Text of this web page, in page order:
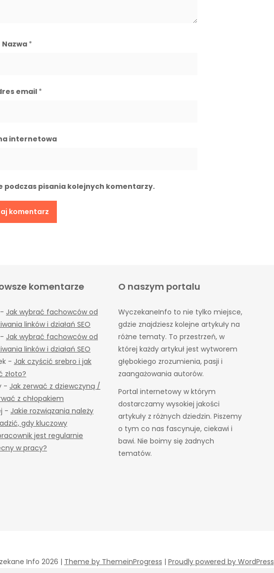
Nazwa *
email *
internetowa
pisania kolejnych komentarzy.
komentarze
Jak wybrać fachowców od
linków i działań SEO
Jak wybrać fachowców od
linków i działań SEO
- Jak czyścić srebro i jak
złoto?
- Jak zerwać z dziewczyną /
z chłopakiem
- Jakie rozwiązania należy
gdy kluczowy
jest regularnie
w pracy?
O naszym portalu
WyczekaneInfo to nie tylko miejsce,
gdzie znajdziesz kolejne artykuły na
różne tematy. To przestrzeń, w
której każdy artykuł jest wytworem
głębokiego zrozumienia, pasji i
zaangażowania autorów.
Portal internetowy w którym
dostarczamy wysokiej jakości
artykuły z różnych dziedzin. Piszemy
o tym co nas fascynuje, ciekawi i
bawi. Nie boimy się żadnych
tematów.
Info 2026 | Theme by ThemeinProgress | Proudly powered by WordPress